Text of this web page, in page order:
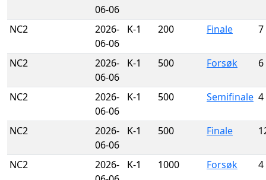
06-06
NC2
2026-
06-06
K-1 200 Finale 7
NC2
2026-
06-06
K-1 500 Forsøk 6
NC2
2026-
06-06
K-1 500 Semifinale 4
NC2
2026-
06-06
K-1 500 Finale
NC2
2026-
K-1 1000 Forsøk 4